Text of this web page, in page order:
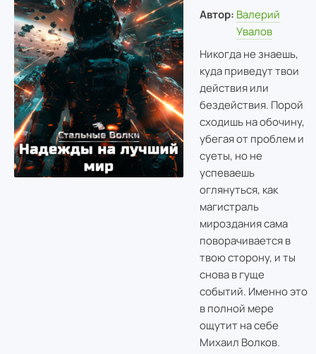
Автор: Валерий
Увалов
Никогда не знаешь,
куда приведут твои
действия или
бездействия. Порой
сходишь на обочину,
убегая от проблем и
суеты, но не
успеваешь
оглянуться, как
магистраль
мироздания сама
поворачивается в
твою сторону, и ты
снова в гуще
событий. Именно это
в полной мере
ощутит на себе
Михаил Волков.